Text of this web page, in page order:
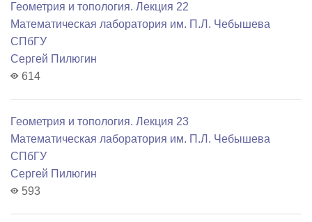
Геометрия и топология. Лекция 22
Математичеcкая лаборатория им. П.Л. Чебышева
СПбГУ
Сергей Пилюгин
614
Геометрия и топология. Лекция 23
Математичеcкая лаборатория им. П.Л. Чебышева
СПбГУ
Сергей Пилюгин
593